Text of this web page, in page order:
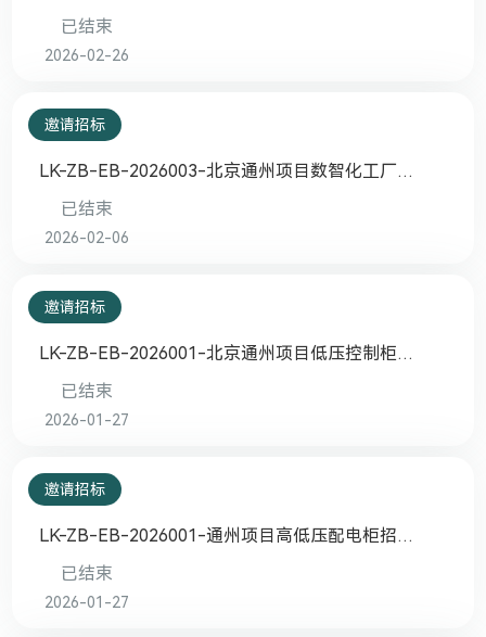
已结束
2026-02-26
邀请招标
LK-ZB-EB-2026003-北京通州项目数智化工厂
设计标
已结束
2026-02-06
邀请招标
LK-ZB-EB-2026001-北京通州项目低压控制柜
招标采购
已结束
2026-01-27
邀请招标
LK-ZB-EB-2026001-通州项目高低压配电柜招
标采购
已结束
2026-01-27